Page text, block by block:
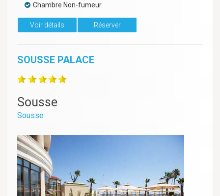
Chambre Non-fumeur
Voir détails Réserver
Sousse
Sousse
SOUSSE PALACE